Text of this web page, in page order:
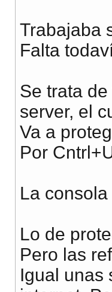
Trabajaba
Falta
Se trata
server, el
Va a
Por
La
Lo de
Pero las
Igual unas